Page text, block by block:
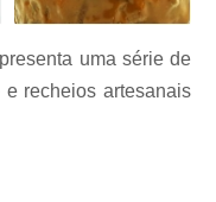
Charuto de Chocolate
Lembrança
uma série de
recheios artesanais